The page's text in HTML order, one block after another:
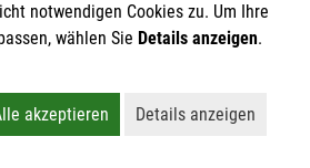
Menschen
notwendigen Cookies zu. Um Ihre
wählen Sie Details anzeigen.
essentiellen Cookies ab
akzeptieren
Akzeptiert alle Cookies
Details anzeigen